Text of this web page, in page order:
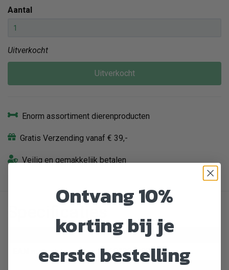
Aantal
Uitverkocht
Uitverkocht
Enorm assortiment dierenproducten
Gratis Verzending vanaf € 39,-
Veilig en gemakkelijk betalen
Artikelnummer
413149
EAN nummer
5060122490238
Ontvang 10%
korting bij je
eerste bestelling